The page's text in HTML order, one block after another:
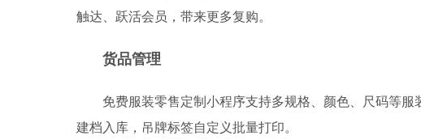
触达、跃活会员，带来更多复购。
货品管理
免费服装零售定制小程序支持多规格、颜色、尺码等
建档入库，吊牌标签自定义批量打印。